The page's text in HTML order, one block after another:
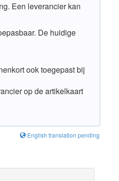
Een leverancier kan
De huidige
ook toegepast bij
op de artikelkaart
English translation pending